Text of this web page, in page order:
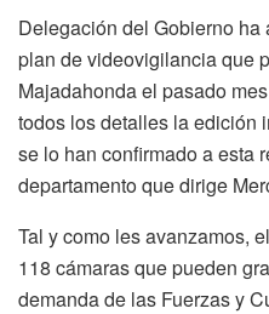
Delegación del Gobierno ha
plan de videovigilancia que
Majadahonda el pasado
todos los detalles la edición
se lo han confirmado a esta
departamento que dirige
Tal y como les avanzamos,
118 cámaras que pueden
demanda de las Fuerzas y